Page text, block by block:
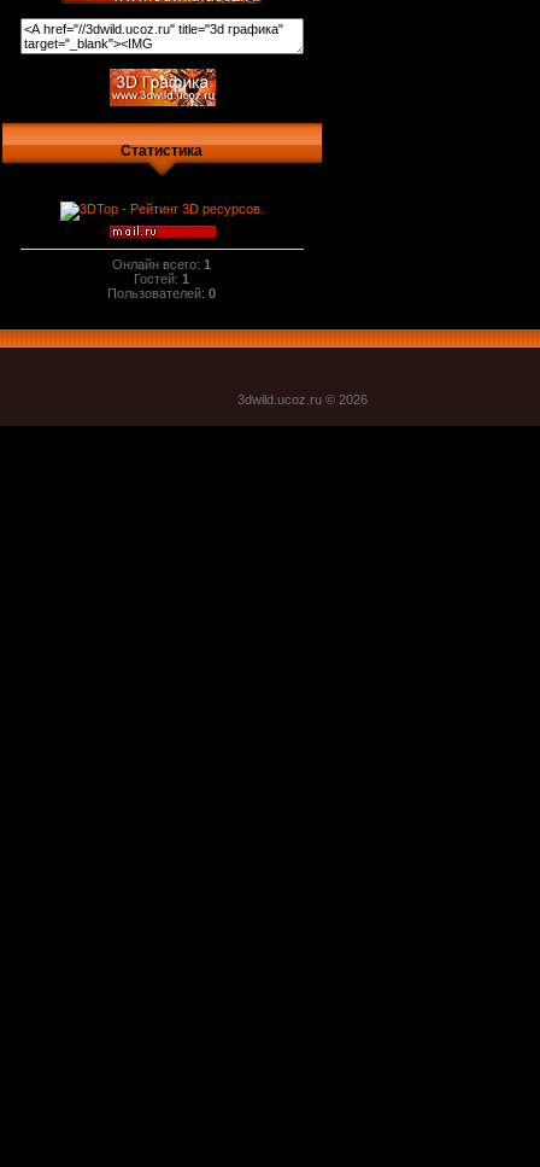
Статистика
Онлайн всего:1
Гостей:1
Пользователей:0